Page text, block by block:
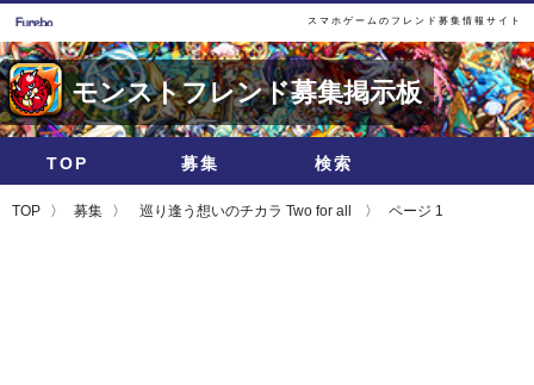
スマホゲームのフレンド募集情報サイト
モンストフレンド募集掲示板
TOP 募集 検索
TOP 募集 巡り逢う想いのチカラ Two for all ページ 1